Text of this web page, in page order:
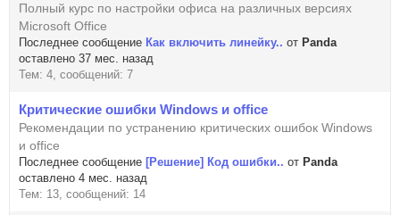
Полный курс по настройки офиса на различных версиях
Microsoft Office
Последнее сообщение Как включить линейку.. от Panda
оставлено 37 мес. назад
Тем: 4, сообщений: 7
Критические ошибки Windows и office
Рекомендации по устранению критических ошибок Windows
и office
Последнее сообщение [Решение] Код ошибки.. от Panda
оставлено 4 мес. назад
Тем: 13, сообщений: 14